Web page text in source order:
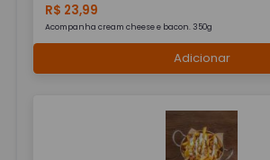
R$ 23,99
Acompanha cream cheese e bacon. 350g
Adicionar